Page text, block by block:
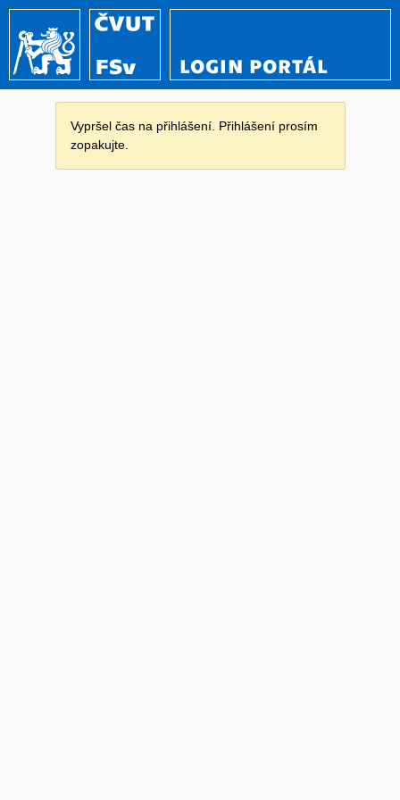
LOGIN PORTÁL
Vypršel čas na přihlášení. Přihlášení prosím
zopakujte.